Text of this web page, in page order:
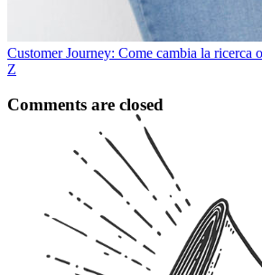
Customer Journey: Come cambia la ricerca
Z
Comments are closed